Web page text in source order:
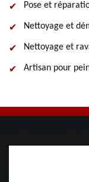
Pose et
Nettoyage et
Nettoyage et
Artisan pour